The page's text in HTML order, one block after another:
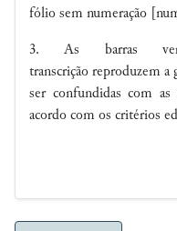
fólio sem numeração
3. As barras
transcrição reproduzem a
ser confundidas com as
acordo com os critérios